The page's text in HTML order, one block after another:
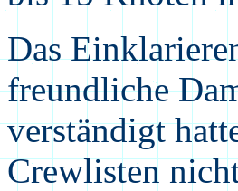
Das
freundliche
verständigt
Crewlisten